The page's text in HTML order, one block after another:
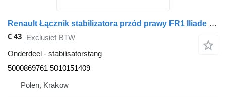
Renault Łącznik stabilizatora przód prawy FR1 Iliade 5000869761 stabilisatorstang voor bus
€ 43 Exclusief BTW
Onderdeel - stabilisatorstang
5000869761 5010151409
Polen, Krakow